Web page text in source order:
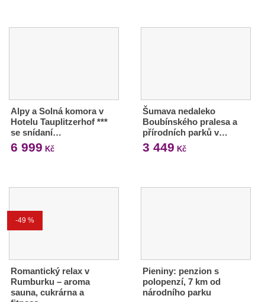
Alpy a Solná komora v
Hotelu Tauplitzerhof ***
se snídaní…
6 999 Kč
Šumava nedaleko
Boubínského pralesa a
přírodních parků v…
3 449 Kč
-49 %
Romantický relax v
Rumburku – aroma
sauna, cukrárna a
Pieniny: penzion s
polopenzí, 7 km od
národního parku